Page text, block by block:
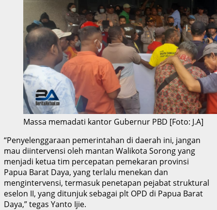
Massa memadati kantor Gubernur PBD [Foto: J.A]
“Penyelenggaraan pemerintahan di daerah ini, jangan
mau diintervensi oleh mantan Walikota Sorong yang
menjadi ketua tim percepatan pemekaran provinsi
Papua Barat Daya, yang terlalu menekan dan
mengintervensi, termasuk penetapan pejabat struktural
eselon II, yang ditunjuk sebagai plt OPD di Papua Barat
Daya,” tegas Yanto Ijie.